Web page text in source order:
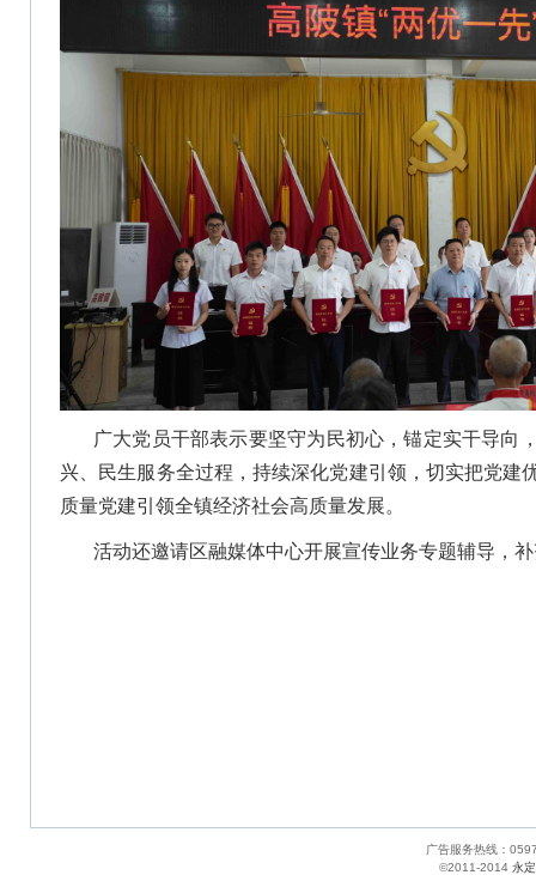
广大党员干部表示要坚守为民初心，锚定实干导向
兴、民生服务全过程，持续深化党建引领，切实把党建
质量党建引领全镇经济社会高质量发展。
活动还邀请区融媒体中心开展宣传业务专题辅导，
广告服务热线：
©2011-2014 永